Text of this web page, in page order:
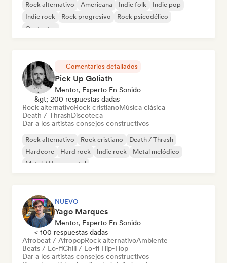
Rock alternativo Americana Indie folk
Indie pop
Indie rock
Rock progresivo
Rock psicodélico
Cantautor
Comentarios detallados
Pick Up Goliath
Mentor, Experto En Sonido
&gt; 200 respuestas dadas
Rock alternativoRock cristianoMúsica clásica
Death / ThrashDiscoteca
Dar a los artistas consejos constructivos
Rock alternativo Rock cristiano
Death / Thrash
Hardcore
Hard rock Indie rock
Metal melódico
Metal / Heavy metal
NUEVO
Yago Marques
Mentor, Experto En Sonido
< 100 respuestas dadas
Afrobeat / AfropopRock alternativoAmbiente
Beats / Lo-fiChill / Lo-fi Hip-Hop
Dar a los artistas consejos constructivos